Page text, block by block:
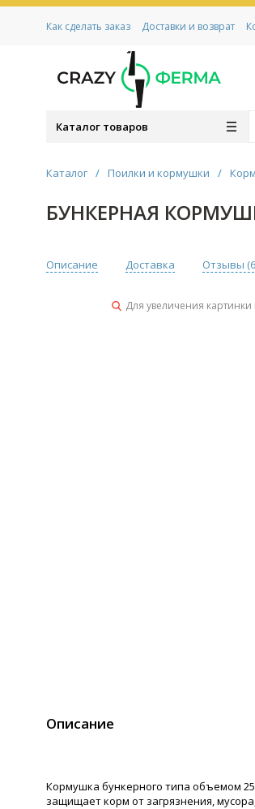
Как сделать заказ Доставки и возврат
Каталог товаров
Каталог / Поилки и кормушки /
БУНКЕРНАЯ
Описание Доставка Отзывы (6
Для увеличения
Описание
Кормушка бункерного типа объемом
защищает корм от загрязнения,